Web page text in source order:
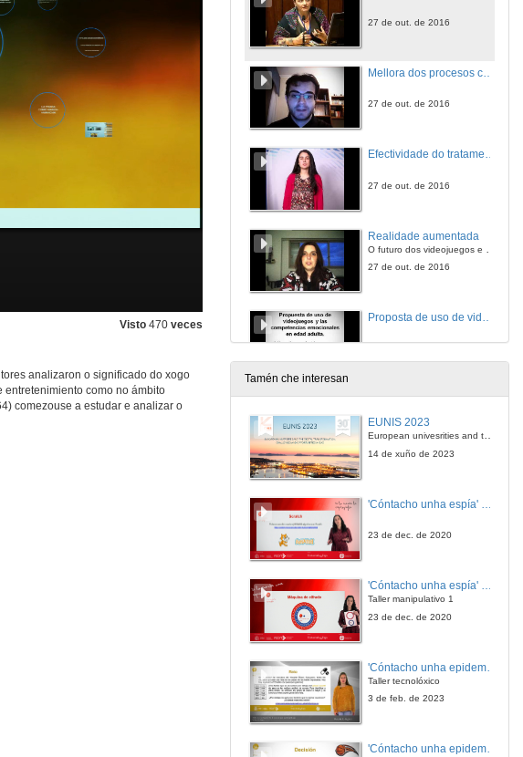
Visto 470 veces
analizaron o significado do xogo
entretenimiento como no ámbito
comezouse a estudar e analizar o
27 de out. de 2016
27 de out. de 2016
Efectividade do tratamento do control postural utilizando a nintendo wii en pacientes hemipléjicos adultos post AVC.
27 de out. de 2016
Realidade aumentada
O futuro dos videojuegos e o impacto na educación formal
27 de out. de 2016
Proposta de uso de videojuegos e as competencias emocionais en idade adulta
Word-Y Aprrendizaxe de vocabulario específico en Inglés
27 de out. de 2016
27 de out. de 2016
27 de out. de 2016
Tamén che interesan
EUNIS 2023
European univesrities and the digital transformation: challenges and opportunities ahead
14 de xuño de 2023
23 de dec. de 2020
'Cóntacho unha espía' Criptografía
Taller manipulativo 1
23 de dec. de 2020
Taller tecnolóxico
3 de feb. de 2023
'Cóntacho unha epidemióloga' Decisións nun partido de baloncesto 4